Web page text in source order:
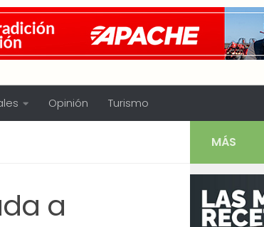
Opinión Turismo
a
MÁS